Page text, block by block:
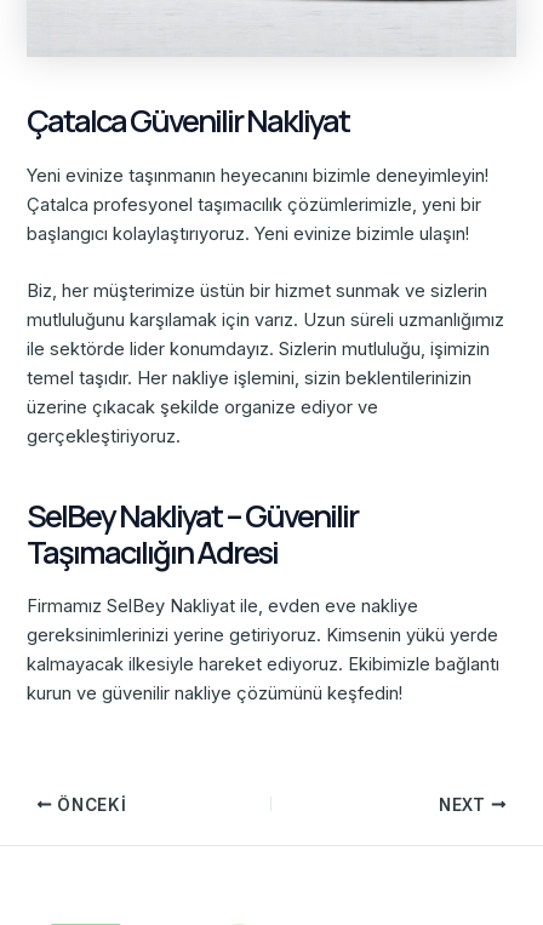
Çatalca Güvenilir Nakliyat
Yeni evinize taşınmanın heyecanını bizimle deneyimleyin!
Çatalca profesyonel taşımacılık çözümlerimizle, yeni bir
başlangıcı kolaylaştırıyoruz. Yeni evinize bizimle ulaşın!
Biz, her müşterimize üstün bir hizmet sunmak ve sizlerin
mutluluğunu karşılamak için varız. Uzun süreli uzmanlığımız
ile sektörde lider konumdayız. Sizlerin mutluluğu, işimizin
temel taşıdır. Her nakliye işlemini, sizin beklentilerinizin
üzerine çıkacak şekilde organize ediyor ve
gerçekleştiriyoruz.
SelBey Nakliyat – Güvenilir
Taşımacılığın Adresi
Firmamız SelBey Nakliyat ile, evden eve nakliye
gereksinimlerinizi yerine getiriyoruz. Kimsenin yükü yerde
kalmayacak ilkesiyle hareket ediyoruz. Ekibimizle bağlantı
kurun ve güvenilir nakliye çözümünü keşfedin!
ÖNCEKI NEXT